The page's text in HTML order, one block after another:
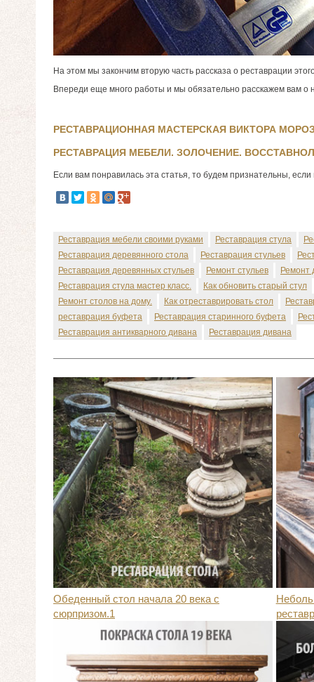
На этом мы закончим вторую часть рассказа о реставрации
Впереди еще много работы и мы обязательно расскажем вам о
РЕСТАВРАЦИОННАЯ МАСТЕРСКАЯ ВИКТОРА
РЕСТАВРАЦИЯ МЕБЕЛИ. ЗОЛОЧЕНИЕ.
Если вам понравилась эта статья, то будем признательны,
Реставрация мебели своими руками Реставрация стула
Реставрация деревянного стола
Реставрация стульев
Реставрация деревянных стульев
Ремонт стульев
Ремонт
Реставрация стула мастер класс.
Как обновить старый стул
Ремонт столов на дому.
Как отреставрировать стол
реставрация буфета
Реставрация старинного буфета
Реставрация антикварного дивана
Реставрация дивана
Обеденный стол начала 20 века с
сюрпризом.1